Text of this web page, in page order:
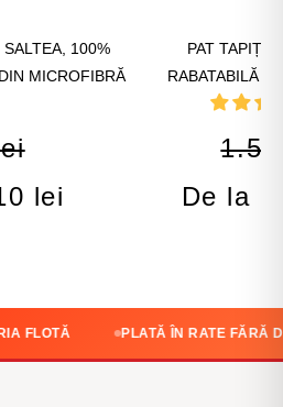
100%
MICROFIBRĂ
lei
PAT
RABATABILĂ
De la
PLATĂ ÎN RATE FĂRĂ DOBÂNDĂ